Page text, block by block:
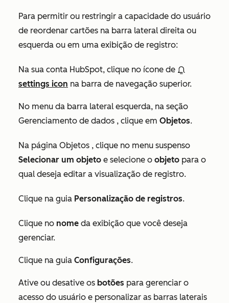
Para permitir ou restringir a capacidade do usuário
de reordenar cartões na barra lateral direita ou
esquerda ou em uma exibição de registro:
Na sua conta HubSpot, clique no ícone de
settings icon na barra de navegação superior.
No menu da barra lateral esquerda, na seção
Gerenciamento de dados , clique em Objetos.
Na página Objetos , clique no menu suspenso
Selecionar um objeto e selecione o objeto para o
qual deseja editar a visualização de registro.
Clique na guia Personalização de registros.
Clique no nome da exibição que você deseja
gerenciar.
Clique na guia Configurações.
Ative ou desative os botões para gerenciar o
acesso do usuário e personalizar as barras laterais